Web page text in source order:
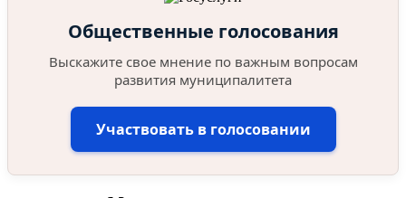
Общественные голосования
Выскажите свое мнение по важным вопросам
развития муниципалитета
Участвовать в голосовании